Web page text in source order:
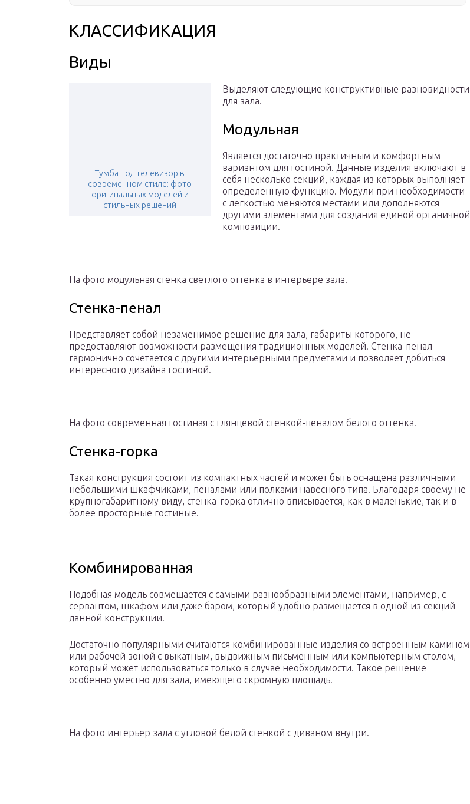
КЛАССИФИКАЦИЯ
Виды
Тумба под телевизор в
современном стиле: фото
оригинальных моделей и
стильных решений
Выделяют следующие конструктивные разновидности
для зала.
Модульная
Является достаточно практичным и комфортным
вариантом для гостиной. Данные изделия включают в
себя несколько секций, каждая из которых выполняет
определенную функцию. Модули при необходимости
с легкостью меняются местами или дополняются
другими элементами для создания единой органичной
композиции.
На фото модульная стенка светлого оттенка в интерьере зала.
Стенка-пенал
Представляет собой незаменимое решение для зала, габариты которого, не
предоставляют возможности размещения традиционных моделей. Стенка-пенал
гармонично сочетается с другими интерьерными предметами и позволяет добиться
интересного дизайна гостиной.
На фото современная гостиная с глянцевой стенкой-пеналом белого оттенка.
Стенка-горка
Такая конструкция состоит из компактных частей и может быть оснащена различными
небольшими шкафчиками, пеналами или полками навесного типа. Благодаря своему не
крупногабаритному виду, стенка-горка отлично вписывается, как в маленькие, так и в
более просторные гостиные.
Комбинированная
Подобная модель совмещается с самыми разнообразными элементами, например, с
сервантом, шкафом или даже баром, который удобно размещается в одной из секций
данной конструкции.
Достаточно популярными считаются комбинированные изделия со встроенным камином
или рабочей зоной с выкатным, выдвижным письменным или компьютерным столом,
который может использоваться только в случае необходимости. Такое решение
особенно уместно для зала, имеющего скромную площадь.
На фото интерьер зала с угловой белой стенкой с диваном внутри.